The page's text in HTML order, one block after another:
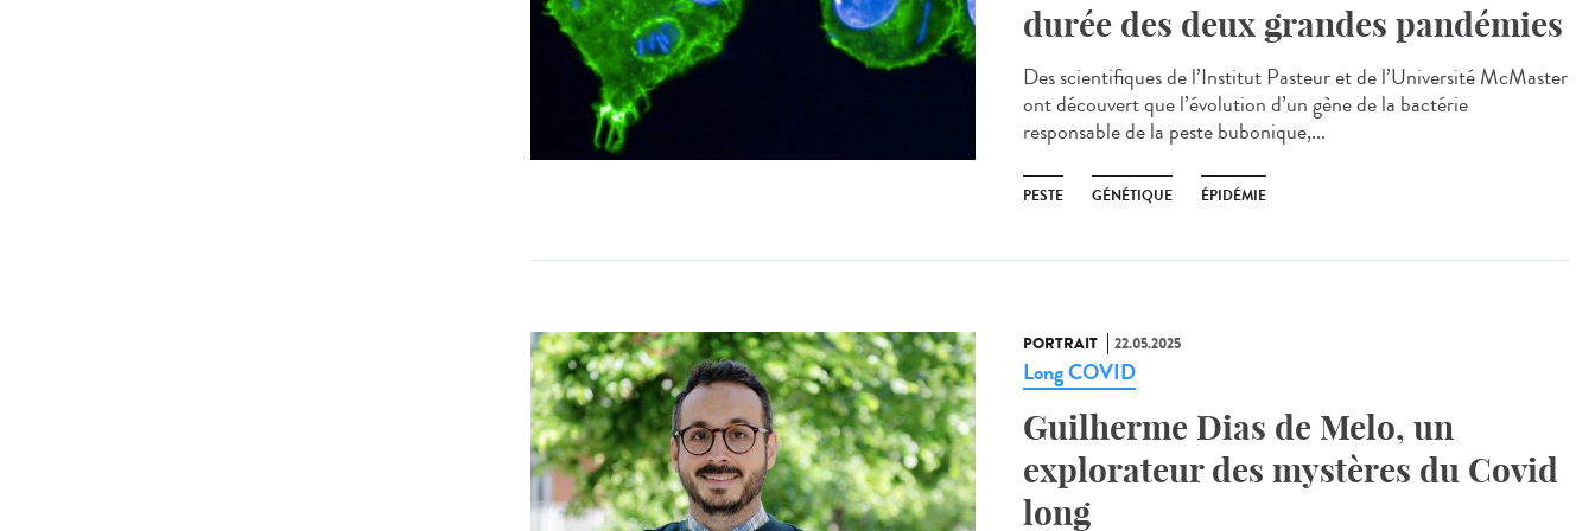
durée des deux grandes pandémies
Des scientifiques de l’Institut Pasteur et de l’Université McMaster
ont découvert que l’évolution d’un gène de la bactérie
responsable de la peste bubonique,...
PESTE GÉNÉTIQUE ÉPIDÉMIE
PORTRAIT 22.05.2025
Long COVID
Guilherme Dias de Melo, un
explorateur des mystères du Covid
long